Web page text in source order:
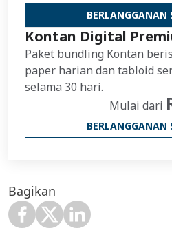
BERLANGGANAN
Kontan Digital
Paket bundling Kontan
paper harian dan tabloid
selama 30 hari.
Mulai dari
BERLANGGANAN
Bagikan